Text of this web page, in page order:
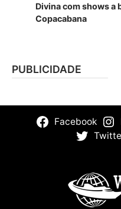
Divina com shows a
Copacabana
PUBLICIDADE
Facebook